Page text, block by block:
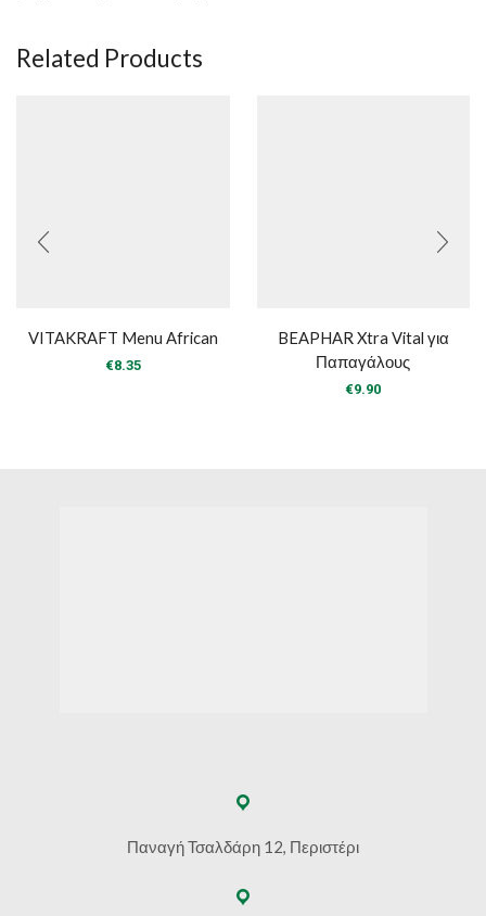
Related Products
VITAKRAFT Menu African
€8.35
BEAPHAR Xtra Vital για
Παπαγάλους
€9.90
Παναγή Τσαλδάρη 12, Περιστέρι